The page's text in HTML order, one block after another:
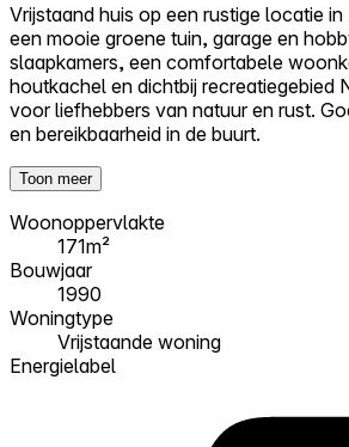
Vrijstaand huis op een rustige locatie
een mooie groene tuin, garage en
slaapkamers, een comfortabele
houtkachel en dichtbij recreatiegebied
voor liefhebbers van natuur en rust.
en bereikbaarheid in de buurt.
Toon meer
Woonoppervlakte
171m²
Bouwjaar
1990
Woningtype
Vrijstaande woning
Energielabel